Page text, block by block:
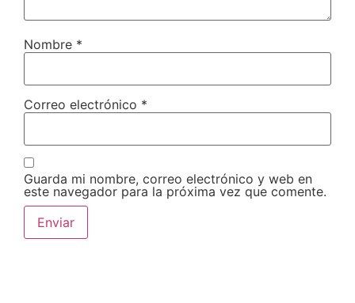
Nombre *
Correo electrónico *
Guarda mi nombre, correo electrónico y web en
este navegador para la próxima vez que comente.